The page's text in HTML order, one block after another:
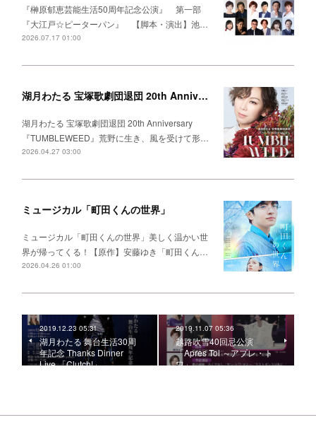
『榊原郁恵芸能生活50周年記念公演』 第一部
『大江戸☆ピーターパン』 【脚本・演出】池…
2026.07.17 01:00
湖月わたる 宝塚歌劇団退団 20th Anniversary 『TUMBLEWEED』
湖月わたる 宝塚歌劇団退団 20th Anniversary
『TUMBLEWEED』荒野に生き、風を受けて形…
2026.04.27 03:00
ミュージカル「町田くんの世界」
ミュージカル「町田くんの世界」美しく温かい世
界が帰ってくる！【原作】安藤ゆき「町田くん…
2026.04.26 01:00
2019.12.23 05:31
湖月わたる 舞台生活30周
年記念 Thanks Dinner
Live 「Clutch!」
2019.11.07 05:36
越路吹雪40回忌公演
「Apres Toi ～アプレ・ト
ワ」